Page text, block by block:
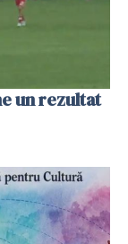
un rezultat